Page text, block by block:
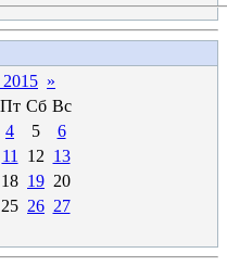
»
Пт Сб Вс
4 5
6
11 12 13
18 19 20
25 26 27